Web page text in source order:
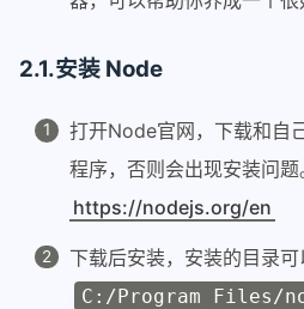
2.1.安装 Node
打开Node官网，下载和自
程序，否则会出现安装问题
https://nodejs.org/en
下载后安装，安装的目录
C:/Program Files/